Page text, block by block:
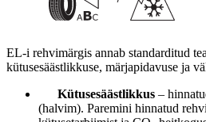
EL-i rehvimärgis annab standarditud
kütusesäästlikkuse, märjapidavuse ja
Kütusesäästlikkus –
(halvim). Paremini hinnatud